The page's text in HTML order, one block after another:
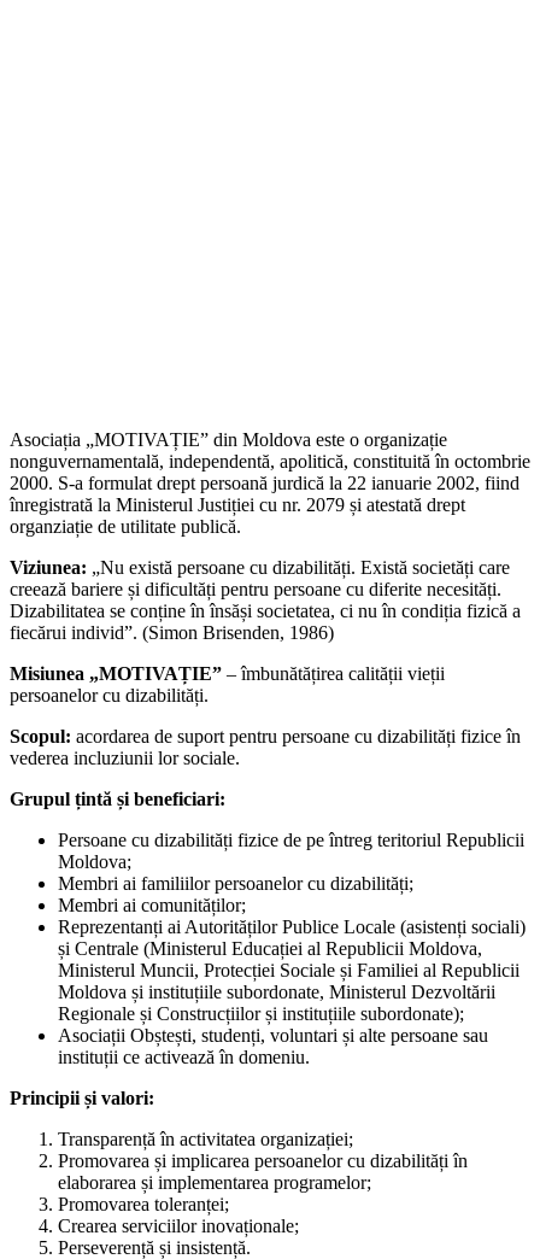
Asociația „MOTIVAȚIE” din Moldova este o organizație
nonguvernamentală, independentă, apolitică, constituită în octombrie
2000. S-a formulat drept persoană jurdică la 22 ianuarie 2002, fiind
înregistrată la Ministerul Justiției cu nr. 2079 și atestată drept
organziație de utilitate publică.
Viziunea: „Nu există persoane cu dizabilități. Există societăți care
creează bariere și dificultăți pentru persoane cu diferite necesități.
Dizabilitatea se conține în însăși societatea, ci nu în condiția fizică a
fiecărui individ”. (Simon Brisenden, 1986)
Misiunea „MOTIVAȚIE” – îmbunătățirea calității vieții
persoanelor cu dizabilități.
Scopul: acordarea de suport pentru persoane cu dizabilități fizice în
vederea incluziunii lor sociale.
Grupul țintă și beneficiari:
Persoane cu dizabilități fizice de pe întreg teritoriul Republicii
Moldova;
Membri ai familiilor persoanelor cu dizabilități;
Membri ai comunităților;
Reprezentanți ai Autorităților Publice Locale (asistenți sociali)
și Centrale (Ministerul Educației al Republicii Moldova,
Ministerul Muncii, Protecției Sociale și Familiei al Republicii
Moldova și instituțiile subordonate, Ministerul Dezvoltării
Regionale și Construcțiilor și instituțiile subordonate);
Asociații Obștești, studenți, voluntari și alte persoane sau
instituții ce activează în domeniu.
Principii și valori:
Transparență în activitatea organizației;
Promovarea și implicarea persoanelor cu dizabilități în
elaborarea și implementarea programelor;
Promovarea toleranței;
Crearea serviciilor inovaționale;
Perseverență și insistență.